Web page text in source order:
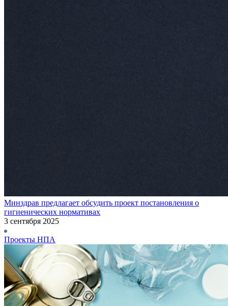
Минздрав предлагает обсудить проект постановления о
гигиенических нормативах
3 сентября 2025
Проекты НПА